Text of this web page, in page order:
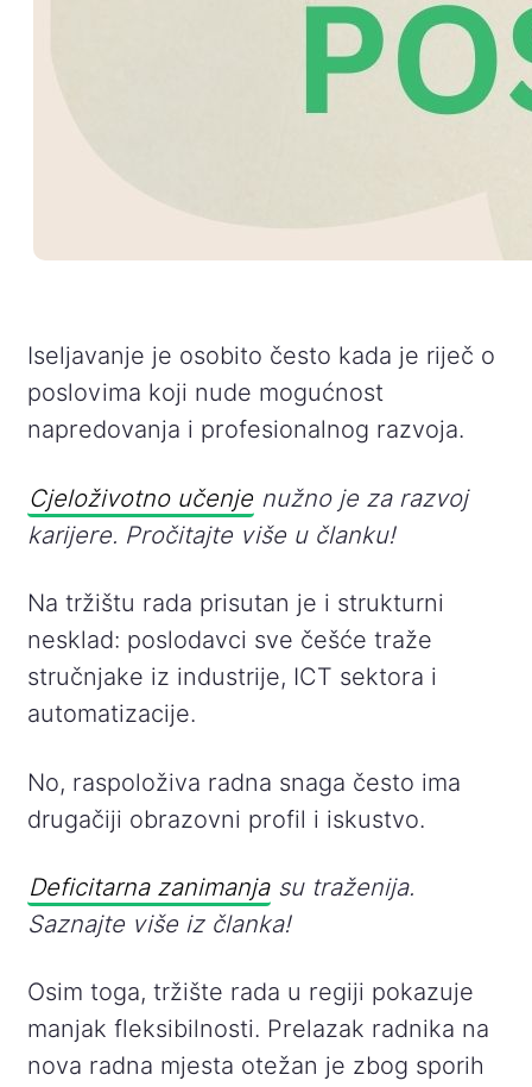
Iseljavanje je osobito često kada je riječ o
poslovima koji nude mogućnost
napredovanja i profesionalnog razvoja.
Cjeloživotno učenje nužno je za razvoj
karijere. Pročitajte više u članku!
Na tržištu rada prisutan je i strukturni
nesklad: poslodavci sve češće traže
stručnjake iz industrije, ICT sektora i
automatizacije.
No, raspoloživa radna snaga često ima
drugačiji obrazovni profil i iskustvo.
Deficitarna zanimanjasu traženija.
Saznajte više iz članka!
Osim toga, tržište rada u regiji pokazuje
manjak fleksibilnosti. Prelazak radnika na
nova radna mjesta otežan je zbog sporih